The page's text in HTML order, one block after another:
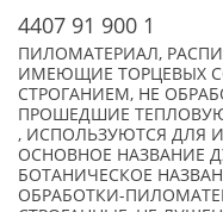
4407 91 900 1
ПИЛОМАТЕРИАЛ,
ИМЕЮЩИЕ ТОРЦЕВЫХ
СТРОГАНИЕМ, НЕ
ПРОШЕДШИЕ
, ИСПОЛЬЗУЮТСЯ ДЛЯ
ОСНОВНОЕ НАЗВАНИЕ
БОТАНИЧЕСКОЕ
ОБРАБОТКИ-